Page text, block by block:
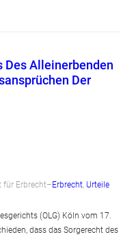
Des Alleinerbenden
Der
für Erbrecht–Erbrecht, Urteile
(OLG) Köln vom 17.
dass das Sorgerecht des